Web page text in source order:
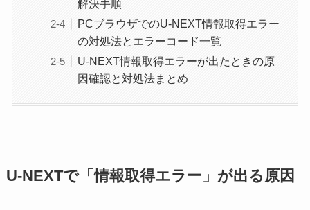
解決手順
PCブラウザでのU-NEXT情報取得エラー
の対処法とエラーコード一覧
U-NEXT情報取得エラーが出たときの原
因確認と対処法まとめ
U-NEXTで「情報取得エラー」が出る原因